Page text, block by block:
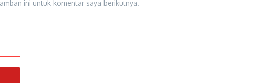
ini untuk komentar saya berikutnya.